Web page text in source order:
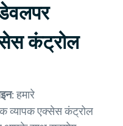
कंट्रोल
हमारे
व्यापक एक्सेस कंट्रोल